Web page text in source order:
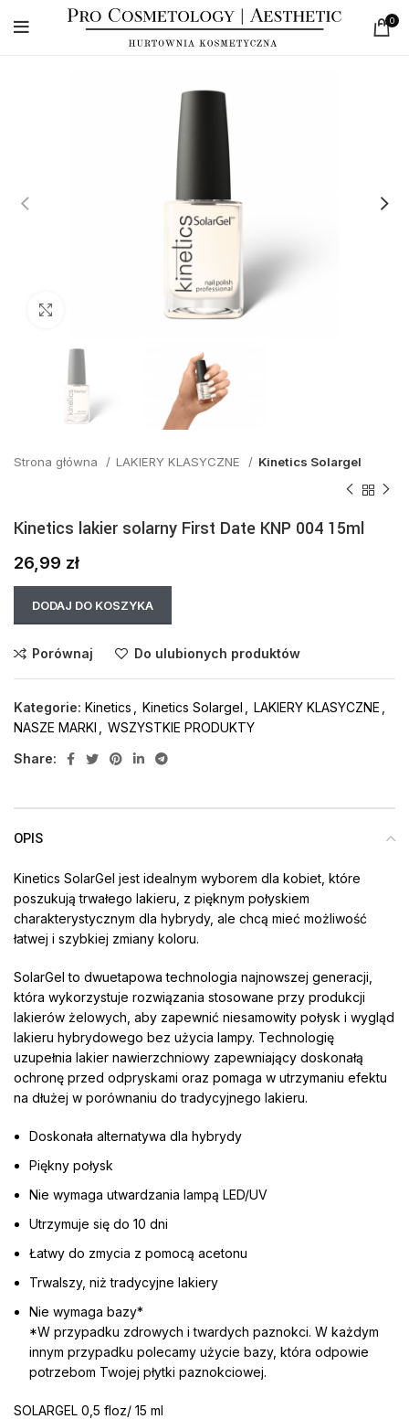
0
Strona główna LAKIERY KLASYCZNE Kinetics Solargel
Kinetics lakier solarny First Date KNP 004 15ml
26,99 zł
DODAJ DO KOSZYKA
Porównaj Do ulubionych produktów
Kategorie: Kinetics Kinetics Solargel LAKIERY KLASYCZNE
NASZE MARKI
WSZYSTKIE PRODUKTY
Share:
OPIS
Kinetics SolarGel jest idealnym wyborem dla kobiet, które
poszukują trwałego lakieru, z pięknym połyskiem
charakterystycznym dla hybrydy, ale chcą mieć możliwość
łatwej i szybkiej zmiany koloru.
SolarGel to dwuetapowa technologia najnowszej generacji,
która wykorzystuje rozwiązania stosowane przy produkcji
lakierów żelowych, aby zapewnić niesamowity połysk i wygląd
lakieru hybrydowego bez użycia lampy. Technologię
uzupełnia lakier nawierzchniowy zapewniający doskonałą
ochronę przed odpryskami oraz pomaga w utrzymaniu efektu
na dłużej w porównaniu do tradycyjnego lakieru.
Doskonała alternatywa dla hybrydy
Piękny połysk
Nie wymaga utwardzania lampą LED/UV
Utrzymuje się do 10 dni
Łatwy do zmycia z pomocą acetonu
Trwalszy, niż tradycyjne lakiery
Nie wymaga bazy*
*W przypadku zdrowych i twardych paznokci. W każdym
innym przypadku polecamy użycie bazy, która odpowie
potrzebom Twojej płytki paznokciowej.
SOLARGEL 0,5 floz/ 15 ml